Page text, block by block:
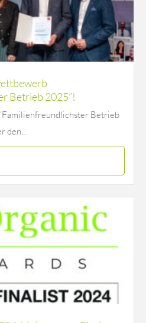
Betrieb 2025”!
Betrieb
den...